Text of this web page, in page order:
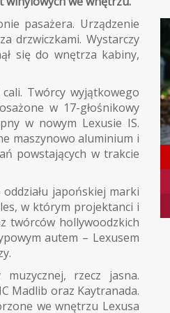
pasażera. Urządzenie
drzwiczkami. Wystarczy
się do wnętrza kabiny,
Twórcy wyjątkowego
w 17-głośnikowy
w nowym Lexusie IS.
maszynowo aluminium i
powstających w trakcie
japońskiej marki
w którym projektanci i
twórców hollywoodzkich
autem – Lexusem
rzecz jasna.
Madlib oraz Kaytranada.
we wnętrzu Lexusa